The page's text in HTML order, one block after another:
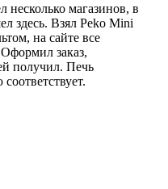
несколько магазинов, в
здесь. Взял Peko Mini
на сайте все
заказ,
получил. Печь